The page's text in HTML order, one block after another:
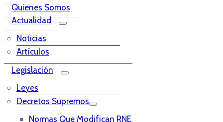
Quienes Somos
Actualidad
Noticias
Artículos
Legislación
Leyes
Decretos Supremos
Normas Que Modifican RNE